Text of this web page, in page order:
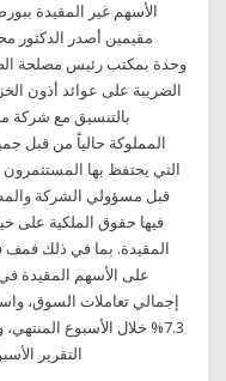
الأسهم غير المقيدة
مقيمين أصدر الدكتور
وحدة بمكتب رئيس مصلحة
الضريبة على عوائد أذون
بالتنسيق مع شركة
المملوكة حالياً من قبل
التي يحتفظ بها
قبل مسؤولي الشركة
فيها حقوق الملكية على
المقيدة. بما في ذلك فمف
7.3% خلال الأسبوع
التقرير